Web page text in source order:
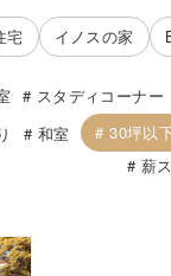
宅 イノスの家
スタディコーナー
和室 30坪以
薪